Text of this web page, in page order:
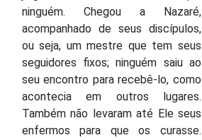
ninguém. Chegou a Nazaré,
acompanhado de seus discípulos,
ou seja, um mestre que tem seus
seguidores fixos; ninguém saiu ao
seu encontro para recebê-lo, como
acontecia em outros lugares.
Também não levaram até Ele seus
enfermos para que os curasse.